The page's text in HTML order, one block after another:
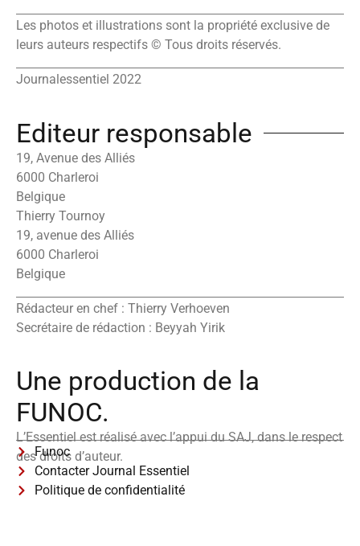
Les photos et illustrations sont la propriété exclusive de
leurs auteurs respectifs © Tous droits réservés.
Journalessentiel 2022
Editeur responsable
19, Avenue des Alliés
6000 Charleroi
Belgique
Thierry Tournoy
19, avenue des Alliés
6000 Charleroi
Belgique
Rédacteur en chef : Thierry Verhoeven
Secrétaire de rédaction : Beyyah Yirik
Une production de la
FUNOC.
L’Essentiel est réalisé avec l’appui du SAJ, dans le respect
des droits d’auteur.
Funoc
Contacter Journal Essentiel
Politique de confidentialité